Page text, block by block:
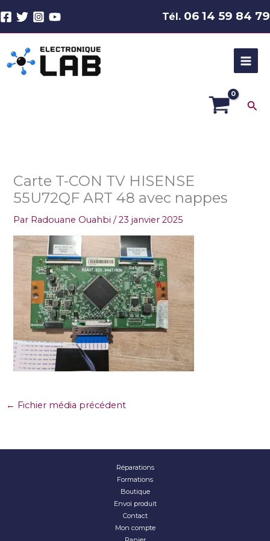
au
Tél. 06 14 59 84 79
Carte T-CON TV HISENSE
55U72QF ART 48 avec nappes
Par Radouane Ouahbi/23 janvier 2025
← Fichier média précédent
Réparations
Formations
Boutique
Envoi produit
Contact
Mon compte